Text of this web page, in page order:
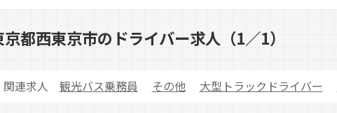
京都西東京市のドライバー求人（1／1）
関連求人 観光バス乗務員 その他 大型トラックドライバー